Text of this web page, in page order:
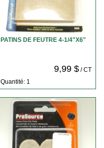
PATINS DE FEUTRE 4-1/4"X6"
9,99 $/ CT
Quantité: 1